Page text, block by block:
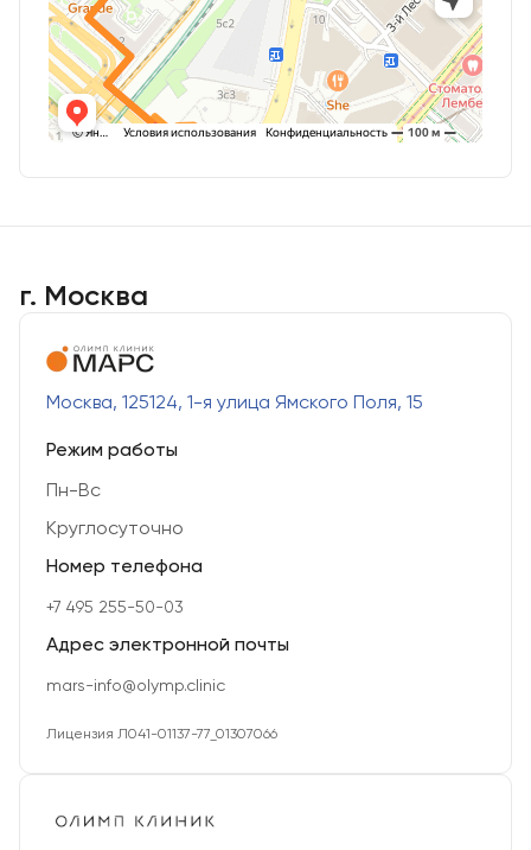
г. Москва
Москва, 125124, 1-я улица Ямского Поля, 15
Режим работы
Пн-Вс
Круглосуточно
Номер телефона
+7 495 255-50-03
Адрес электронной почты
mars-info@olymp.clinic
Лицензия Л041-01137-77_01307066